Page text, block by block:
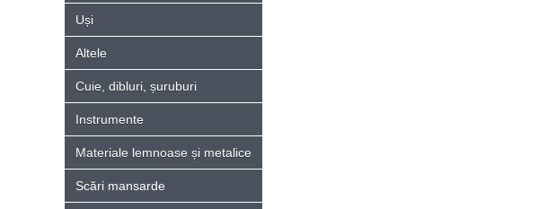
Uși
Altele
Cuie, dibluri, șuruburi
Instrumente
Materiale lemnoase și metalice
Scări mansarde